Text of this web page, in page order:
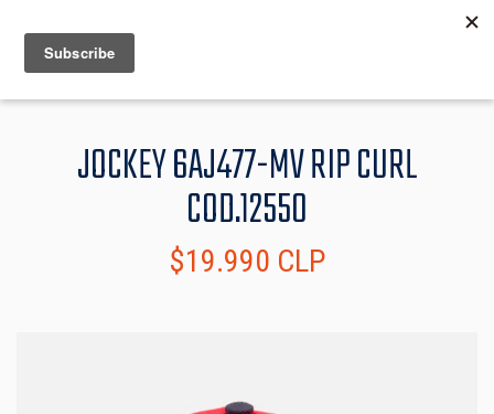
MENU
JOCKEY 6AJ477-MV RIP CURL
COD.12550
$19.990 CLP